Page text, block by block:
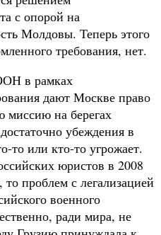
с опорой на
Молдовы. Теперь этого
требования, нет.
в рамках
дают Москве право
миссию на берегах
убеждения в
то или кто-то угрожает.
юристов в 2008
проблем с легализацией
военного
ради мира, не